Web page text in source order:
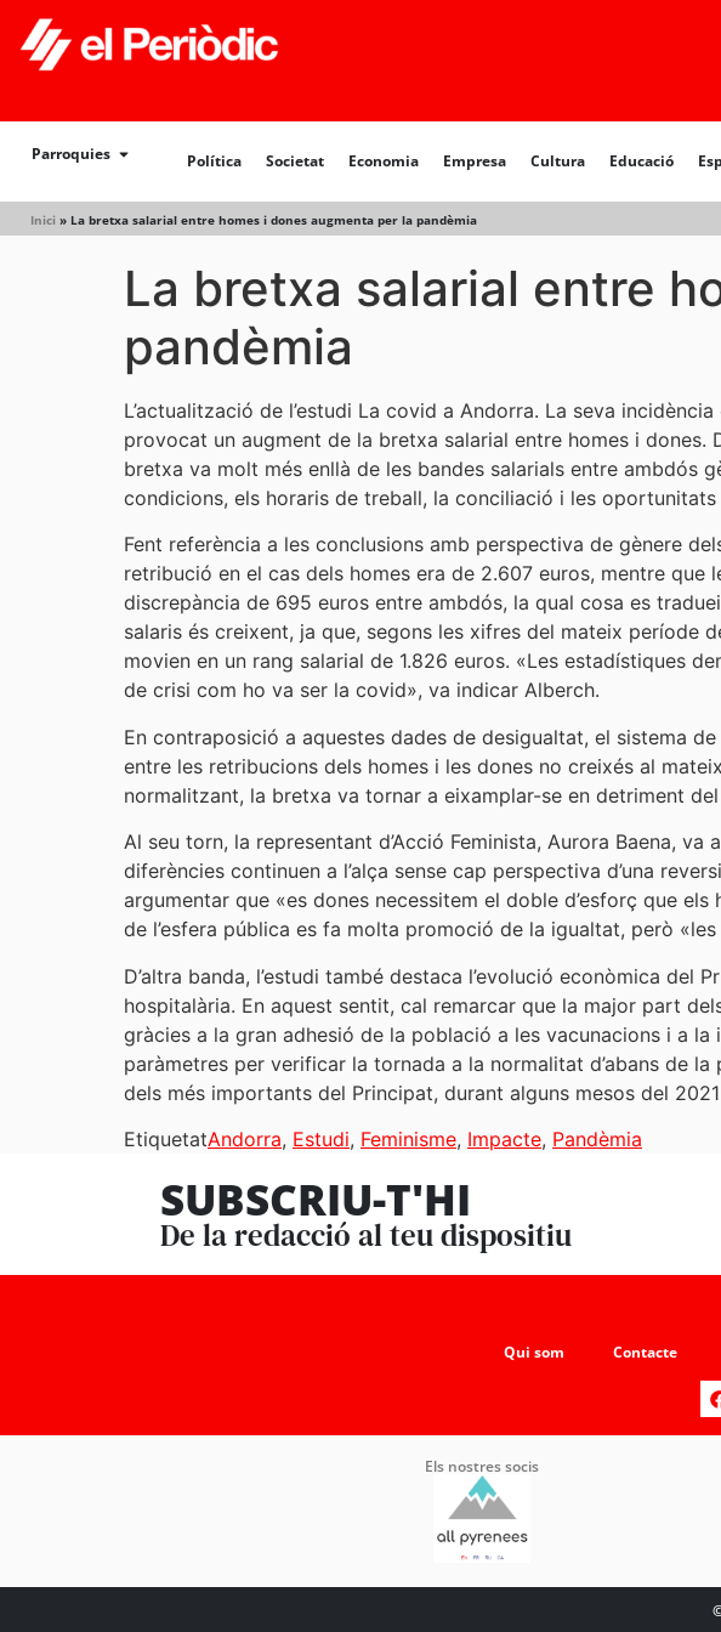
Parroquies Política Societat Economia Empresa Cultura Educació
Inici » La bretxa salarial entre homes i dones augmenta per la pandèmia
Política Societat
La bretxa salarial entre
pandèmia
L’actualització de l’estudi La covid a Andorra. La seva
provocat un augment de la bretxa salarial entre homes i dones.
bretxa va molt més enllà de les bandes salarials entre ambdós
condicions, els horaris de treball, la conciliació i les
Fent referència a les conclusions amb perspectiva de gènere
retribució en el cas dels homes era de 2.607 euros, mentre
discrepància de 695 euros entre ambdós, la qual cosa es
salaris és creixent, ja que, segons les xifres del mateix període
movien en un rang salarial de 1.826 euros. «Les estadístiques
de crisi com ho va ser la covid», va indicar Alberch.
En contraposició a aquestes dades de desigualtat, el sistema
entre les retribucions dels homes i les dones no creixés al
normalitzant, la bretxa va tornar a eixamplar-se en detriment del
Al seu torn, la representant d’Acció Feminista, Aurora Baena,
diferències continuen a l’alça sense cap perspectiva d’una
argumentar que «es dones necessitem el doble d’esforç que
de l’esfera pública es fa molta promoció de la igualtat, però
D’altra banda, l’estudi també destaca l’evolució econòmica
hospitalària. En aquest sentit, cal remarcar que la major part
gràcies a la gran adhesió de la població a les vacunacions i a
paràmetres per verificar la tornada a la normalitat d’abans de
dels més importants del Principat, durant alguns mesos del
EtiquetatAndorra, Estudi, Feminisme, Impacte, Pandèmia
SUBSCRIU-T'HI
De la redacció al teu dispositiu
Qui som Contacte
Els nostres socis